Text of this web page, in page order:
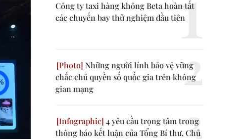
Công ty taxi hàng không Beta hoàn tất
các chuyến bay thử nghiệm đầu tiên
Những người lính bảo vệ vững
chắc chủ quyền số quốc gia trên không
gian mạng
4 yêu cầu trọng tâm trong
thông báo kết luận của Tổng Bí thư, Chủ